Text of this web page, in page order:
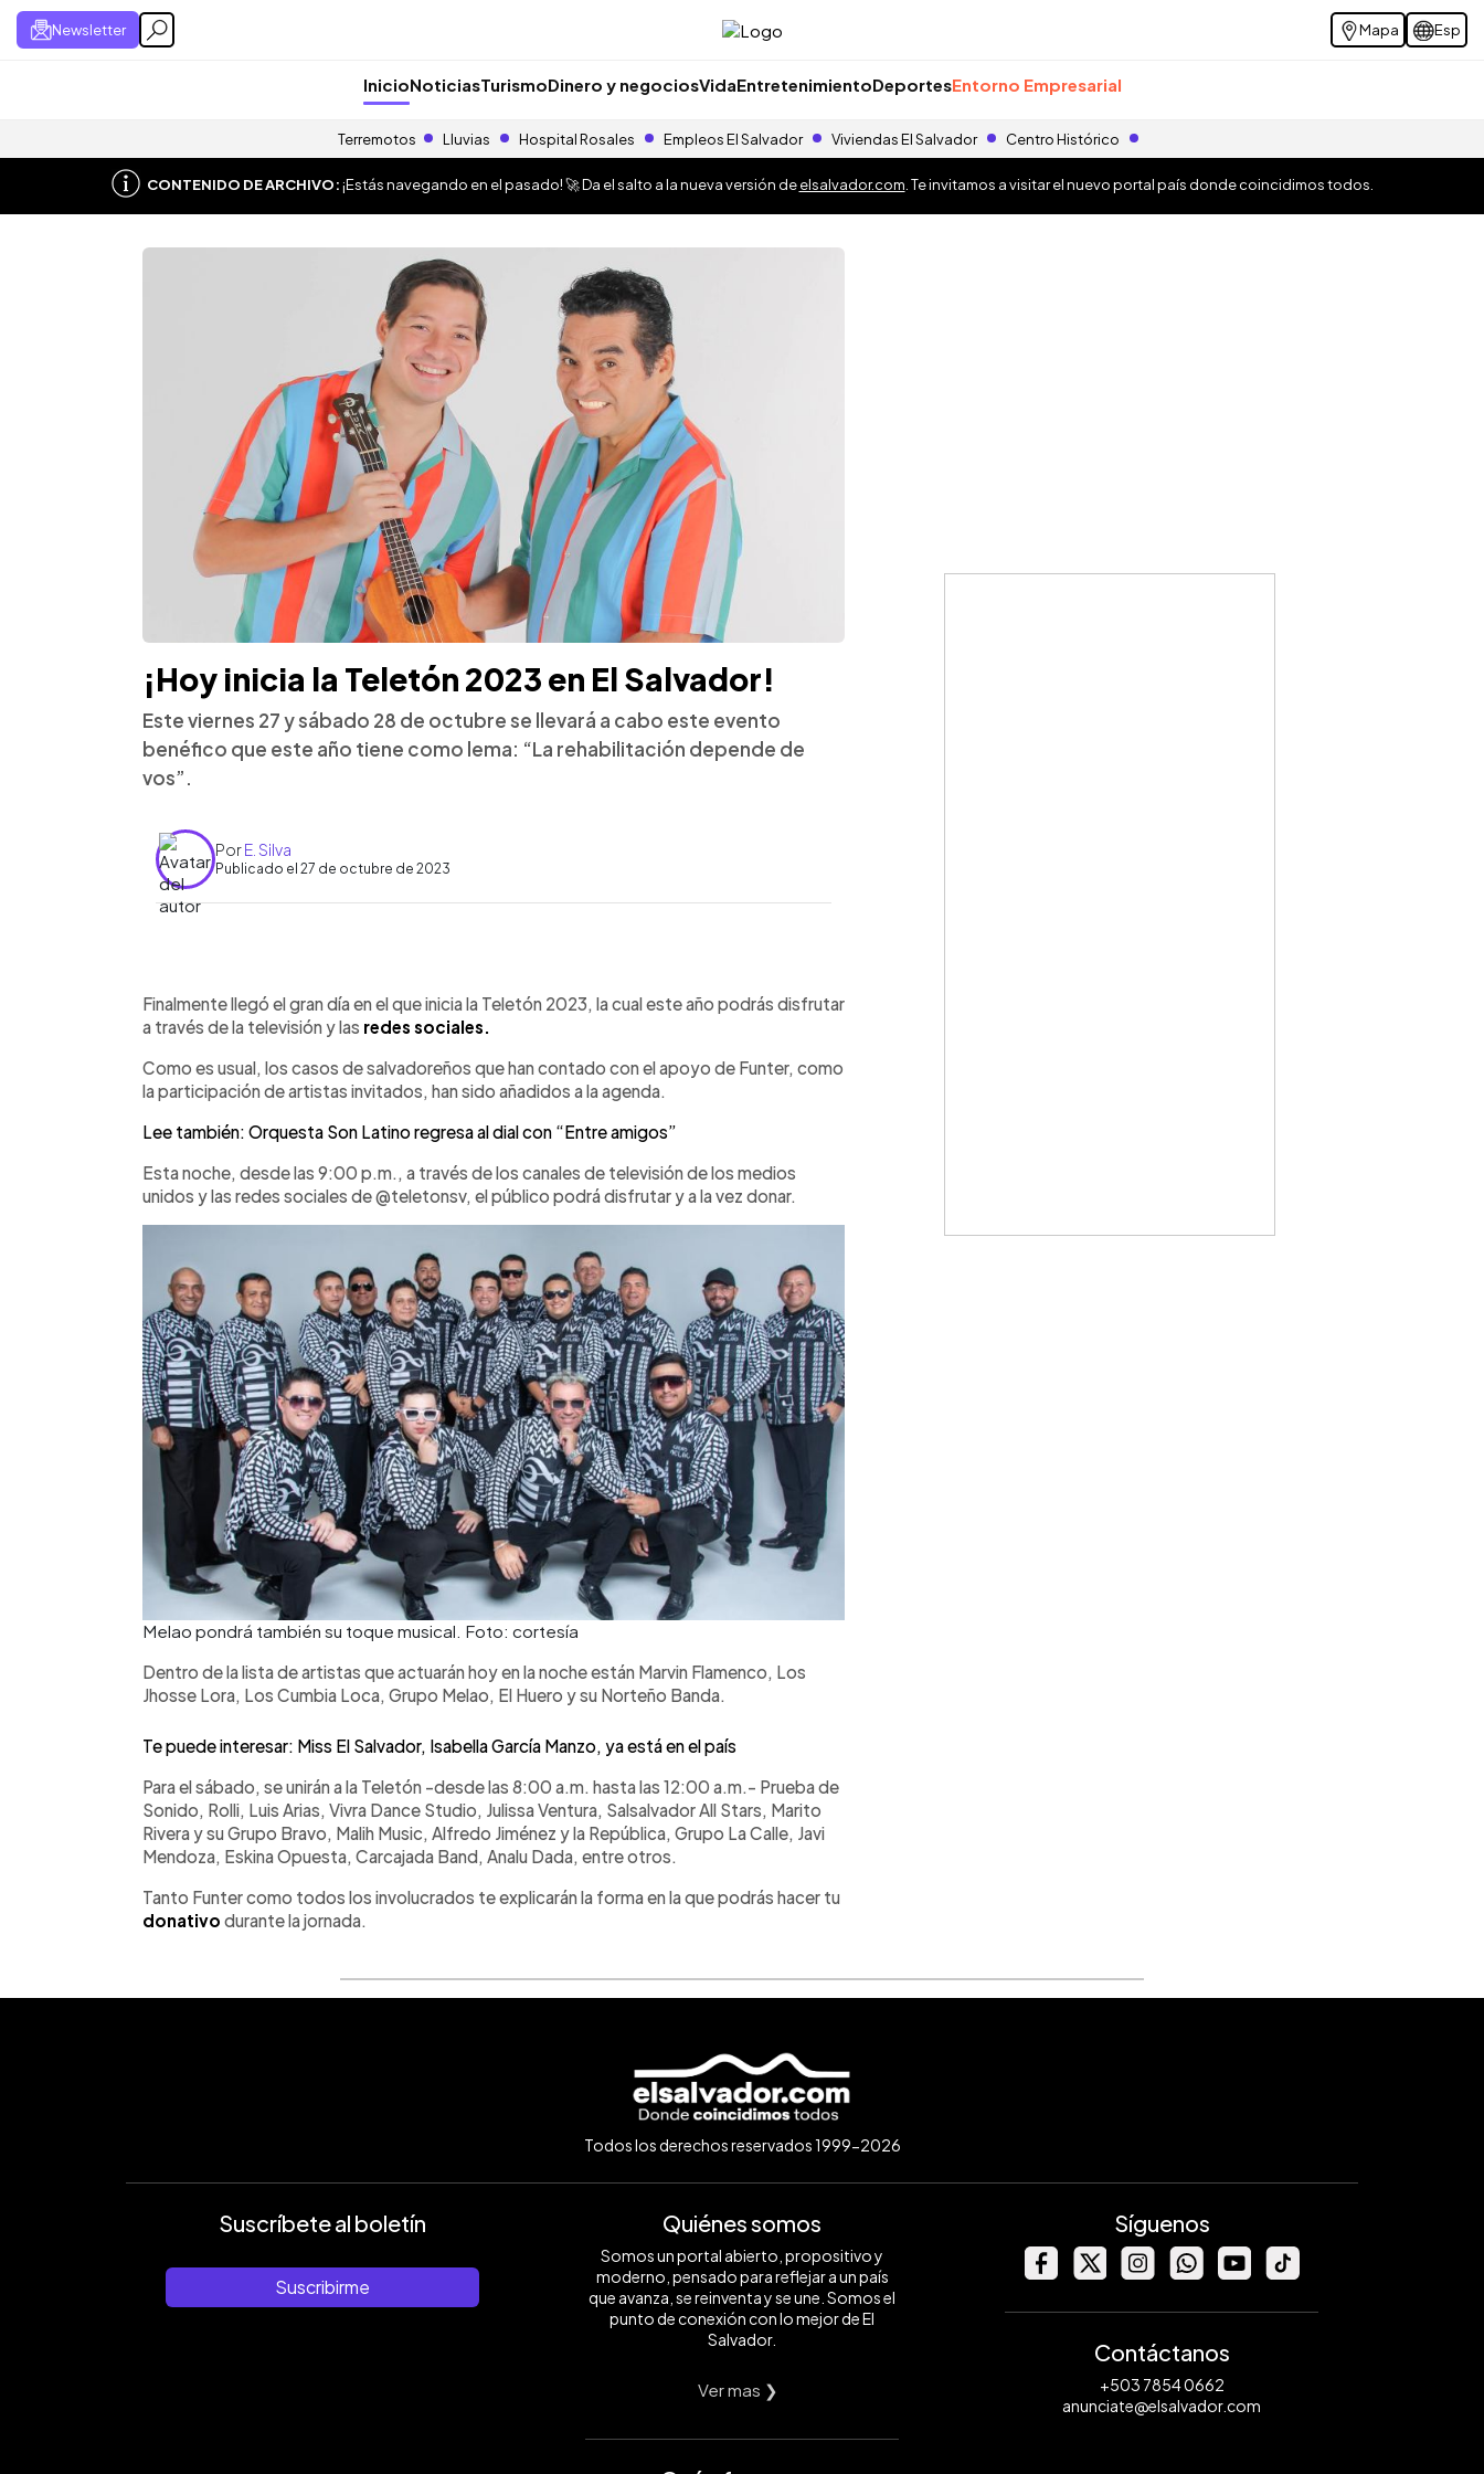
Newsletter Mapa Esp
InicioNoticiasTurismoDinero y negociosVidaEntretenimientoDeportesEntorno Empresarial
Terremotos Lluvias Hospital Rosales Empleos El Salvador Viviendas El Salvador Centro Histórico
CONTENIDO DE ARCHIVO:¡Estás navegando en el pasado! 🚀 Da el salto a la nueva versión deelsalvador.com . Te invitamos a visitar el nuevo portal país donde coincidimos todos.
¡Hoy inicia la Teletón 2023 en El Salvador!
Este viernes 27 y sábado 28 de octubre se llevará a cabo este evento
benéfico que este año tiene como lema: “La rehabilitación depende de
vos”.
PorE. Silva
Publicado el 27 de octubre de 2023
► Escuchar artículo
Finalmente llegó el gran día en el que inicia la Teletón 2023, la cual este año podrás disfrutar
a través de la televisión y las redes sociales.
Como es usual, los casos de salvadoreños que han contado con el apoyo de Funter, como
la participación de artistas invitados, han sido añadidos a la agenda.
Lee también: Orquesta Son Latino regresa al dial con “Entre amigos”
Esta noche, desde las 9:00 p.m., a través de los canales de televisión de los medios
unidos y las redes sociales de @teletonsv, el público podrá disfrutar y a la vez donar.
Melao pondrá también su toque musical. Foto: cortesía
Dentro de la lista de artistas que actuarán hoy en la noche están Marvin Flamenco, Los
Jhosse Lora, Los Cumbia Loca, Grupo Melao, El Huero y su Norteño Banda.
Te puede interesar: Miss El Salvador, Isabella García Manzo, ya está en el país
Para el sábado, se unirán a la Teletón -desde las 8:00 a.m. hasta las 12:00 a.m.- Prueba de
Sonido, Rolli, Luis Arias, Vivra Dance Studio, Julissa Ventura, Salsalvador All Stars, Marito
Rivera y su Grupo Bravo, Malih Music, Alfredo Jiménez y la República, Grupo La Calle, Javi
Mendoza, Eskina Opuesta, Carcajada Band, Analu Dada, entre otros.
Tanto Funter como todos los involucrados te explicarán la forma en la que podrás hacer tu
donativo durante la jornada.
Todos los derechos reservados 1999-2026
Suscríbete al boletín
Suscribirme
Quiénes somos
Somos un portal abierto, propositivo y
moderno, pensado para reflejar a un país
que avanza, se reinventa y se une. Somos el
punto de conexión con lo mejor de El
Salvador.
Ver mas ❯
Síguenos
Contáctanos
+503 7854 0662
anunciate@elsalvador.com